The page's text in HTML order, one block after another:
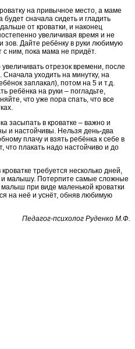
на привычное место, а маме
сначала сидеть и гладить
от кроватки, и наконец
увеличивая время и не
зов. Дайте ребёнку в руки любимую
с ним, пока мама не придёт.
отрезок времени, после
Сначала уходить на минутку, на
заплакал), потом на 5 и т.д.
ребёнка на руки – погладьте,
что уже пора спать, что все
засыпать в кроватке – важно и
и настойчивы. Нельзя день-два
плачу и взять ребёнка к себе в
что плакать надо настойчиво и до
требуется несколько дней,
и малышу. Потерпите самые сложные
малыш при виде маленькой кроватки
на неё и уснёт, обняв любимую
Педагог-психолог Руденко М.Ф.